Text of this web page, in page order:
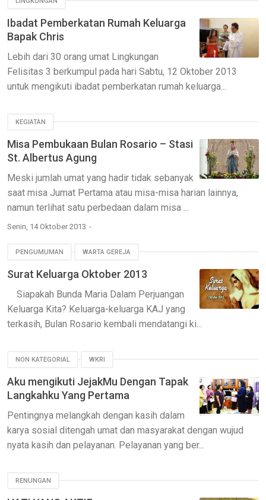
Ibadat Pemberkatan Rumah Keluarga
Bapak Chris
Lebih dari 30 orang umat Lingkungan
Felisitas 3 berkumpul pada hari Sabtu, 12 Oktober 2013
untuk mengikuti ibadat pemberkatan rumah keluarga...
KEGIATAN
Misa Pembukaan Bulan Rosario – Stasi
St. Albertus Agung
Meski jumlah umat yang hadir tidak sebanyak
saat misa Jumat Pertama atau misa-misa harian lainnya,
namun terlihat satu perbedaan dalam misa ...
Senin, 14 Oktober 2013
PENGUMUMAN WARTA GEREJA
Surat Keluarga Oktober 2013
Siapakah Bunda Maria Dalam Perjuangan
Keluarga Kita? Keluarga-keluarga KAJ yang
terkasih, Bulan Rosario kembali mendatangi ki...
NON KATEGORIAL WKRI
Aku mengikuti JejakMu Dengan Tapak
Langkahku Yang Pertama
Pentingnya melangkah dengan kasih dalam
karya sosial ditengah umat dan masyarakat dengan wujud
nyata kasih dan pelayanan. Pelayanan yang ber...
RENUNGAN